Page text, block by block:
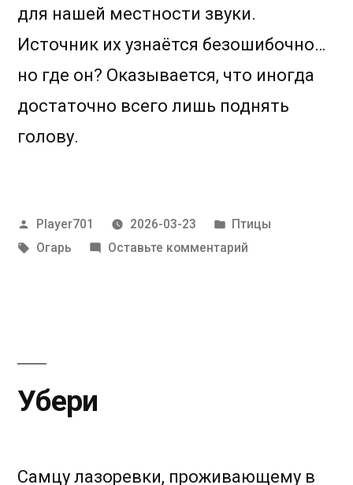
для нашей местности звуки.
Источник их узнаётся безошибочно…
но где он? Оказывается, что иногда
достаточно всего лишь поднять
голову.
Написано
автором
Player701 2026-03-23
Написано
в
Птицы
Метки:
Огарь Оставьте комментарийк
Убери
Самцу лазоревки, проживающему в